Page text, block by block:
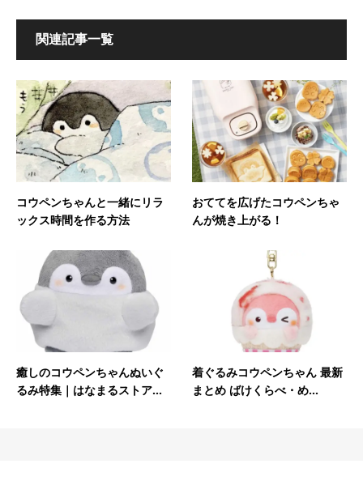
関連記事一覧
コウペンちゃんと一緒にリラ
ックス時間を作る方法
おててを広げたコウペンちゃ
んが焼き上がる！
癒しのコウペンちゃんぬいぐ
るみ特集｜はなまるストア...
着ぐるみコウペンちゃん 最新
まとめ ばけくらべ・め...